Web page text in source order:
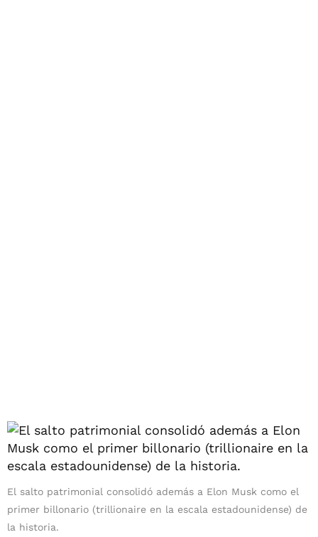
El salto patrimonial consolidó además a Elon Musk como el
primer billonario (trillionaire en la escala estadounidense) de
la historia.